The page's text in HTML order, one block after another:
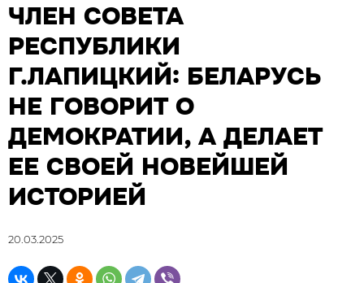
ЧЛЕН СОВЕТА
РЕСПУБЛИКИ
Г.ЛАПИЦКИЙ: БЕЛАРУСЬ
НЕ ГОВОРИТ О
ДЕМОКРАТИИ, А ДЕЛАЕТ
ЕЕ СВОЕЙ НОВЕЙШЕЙ
ИСТОРИЕЙ
20.03.2025